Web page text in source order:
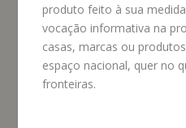
produto feito à sua
vocação informativa na
casas, marcas ou
espaço nacional, quer no
fronteiras.